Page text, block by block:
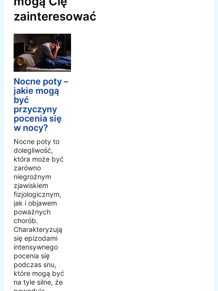
zainteresować
Nocne poty –
jakie mogą
być
przyczyny
pocenia się
w nocy?
Nocne poty to
dolegliwość,
która może być
zarówno
niegroźnym
zjawiskiem
fizjologicznym,
jak i objawem
poważnych
chorób.
Charakteryzują
się epizodami
intensywnego
pocenia się
podczas snu,
które mogą być
na tyle silne, że